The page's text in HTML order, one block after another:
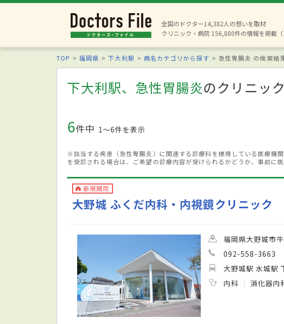
全国のドクター14,382人の想いを取材
クリニック・病院 156,880件の情報を掲載（
TOP 福岡県 下大利駅 病名カテゴリから探す 急性胃腸炎 の検索結
下大利駅、急性胃腸炎のクリニッ
6件中 1〜6件を表示
※該当する疾患（急性胃腸炎）に関連する診療科を標榜している医療機
を受診される場合は、ご希望の診療内容が受けられるかどうか、事前に
新規開院
大野城 ふくだ内科・内視鏡クリニック
福岡県大野城市
092-558-3663
大野城駅 水城駅
内科
消化器内